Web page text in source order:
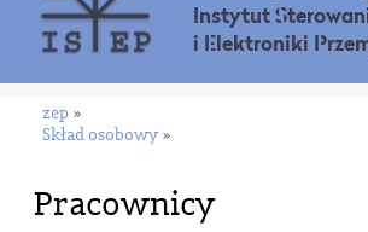
Instytut
i Elektroniki
zep »
Skład osobowy »
Pracownicy